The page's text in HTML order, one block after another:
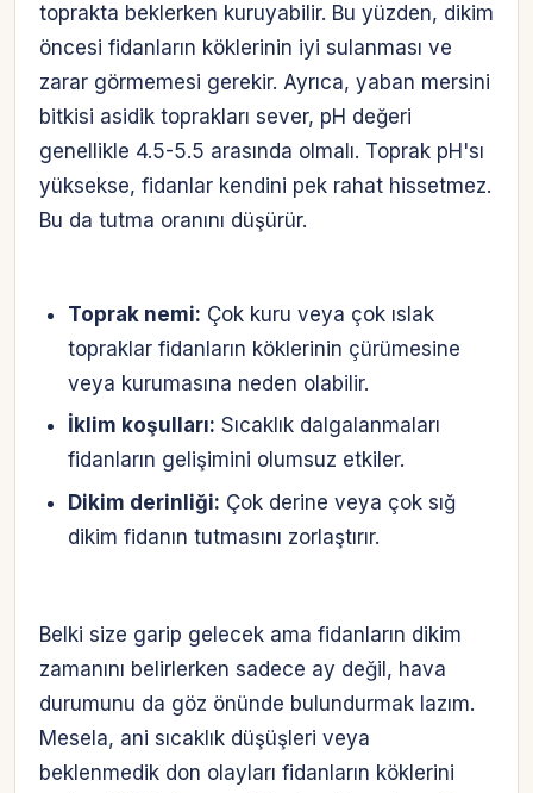
toprakta beklerken kuruyabilir. Bu yüzden, dikim
öncesi fidanların köklerinin iyi sulanması ve
zarar görmemesi gerekir. Ayrıca, yaban mersini
bitkisi asidik toprakları sever, pH değeri
genellikle 4.5-5.5 arasında olmalı. Toprak pH'sı
yüksekse, fidanlar kendini pek rahat hissetmez.
Bu da tutma oranını düşürür.
Toprak nemi: Çok kuru veya çok ıslak
topraklar fidanların köklerinin çürümesine
veya kurumasına neden olabilir.
İklim koşulları: Sıcaklık dalgalanmaları
fidanların gelişimini olumsuz etkiler.
Dikim derinliği: Çok derine veya çok sığ
dikim fidanın tutmasını zorlaştırır.
Belki size garip gelecek ama fidanların dikim
zamanını belirlerken sadece ay değil, hava
durumunu da göz önünde bulundurmak lazım.
Mesela, ani sıcaklık düşüşleri veya
beklenmedik don olayları fidanların köklerini